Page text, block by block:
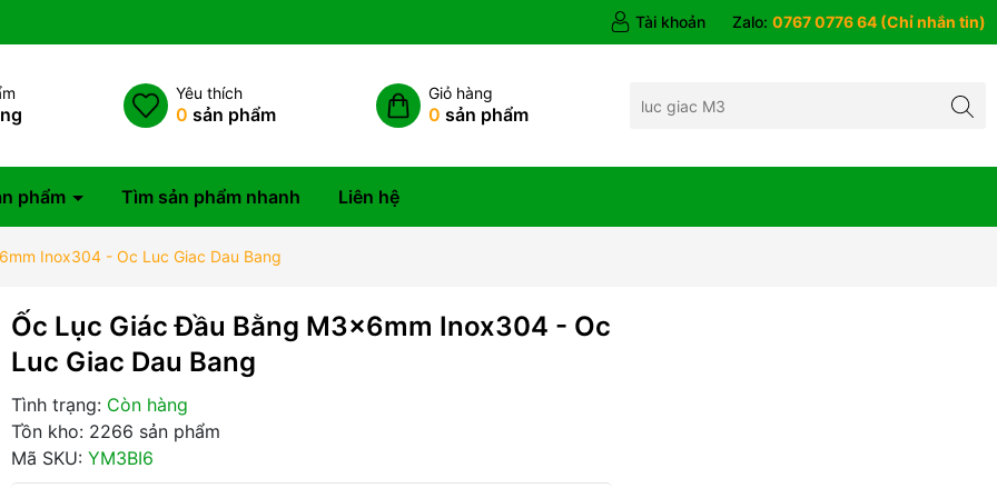
Tài khoản Zalo: 0767 0776 64 (Chỉ nhắn tin)
Yêu thích
0 sản phẩm
Giỏ hàng
0 sản phẩm
phẩm Tìm sản phẩm nhanh Liên hệ
Inox304 - Oc Luc Giac Dau Bang
Ốc Lục Giác Đầu Bằng M3x6mm Inox304 - Oc
Luc Giac Dau Bang
Tình trạng: Còn hàng
Tồn kho: 2266 sản phẩm
Mã SKU: YM3BI6